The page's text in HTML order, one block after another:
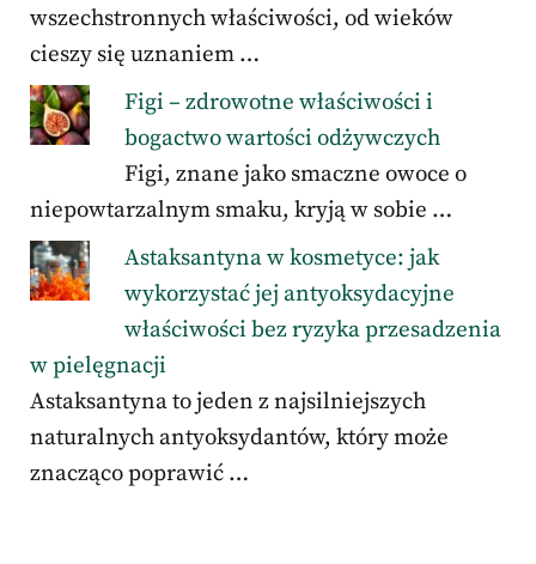
wszechstronnych właściwości, od wieków
cieszy się uznaniem …
Figi – zdrowotne właściwości i
bogactwo wartości odżywczych
Figi, znane jako smaczne owoce o
niepowtarzalnym smaku, kryją w sobie …
Astaksantyna w kosmetyce: jak
wykorzystać jej antyoksydacyjne
właściwości bez ryzyka przesadzenia
w pielęgnacji
Astaksantyna to jeden z najsilniejszych
naturalnych antyoksydantów, który może
znacząco poprawić …